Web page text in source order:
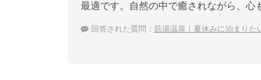
最適です。自然の中で癒されながら、心
回答された質問： 筋湯温泉｜夏休みに泊まりた